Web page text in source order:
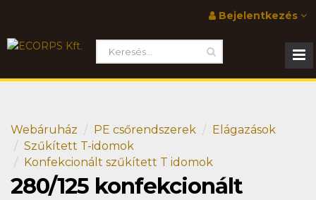
Bejelentkezés
Webáruház PE csőrendszerek
Elágazások
Szűkített T-idomok
Konfekcionált szűkített T idomok
280/125 konfekcionált